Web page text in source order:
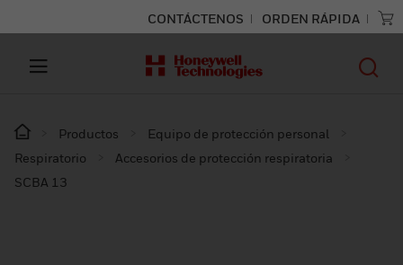
CONTÁCTENOS ORDEN RÁPIDA
Productos
Equipo de protección personal
Respiratorio
Accesorios de protección respiratoria
SCBA 13